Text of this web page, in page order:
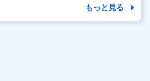
ちら の利用目的の範囲内に限って共同利
もっと見る